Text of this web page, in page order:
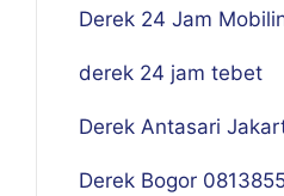
Derek 24 Jam
derek 24 jam tebet
Derek Antasari
Derek Bogor